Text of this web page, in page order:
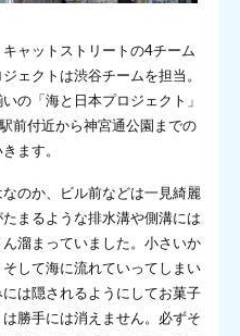
ャットストリートの4チーム
ェクトは渋谷チームを担当。
の「海と日本プロジェクト」
前付近から神宮通公園までの
ます。
のか、ビル前などは一見綺麗
まるような排水溝や側溝には
溜まっていました。小さいか
して海に流れていってしまい
は隠されるようにしてお菓子
勝手には消えません。必ずそ